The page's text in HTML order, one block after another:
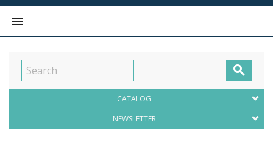


CATALOG
NEWSLETTER